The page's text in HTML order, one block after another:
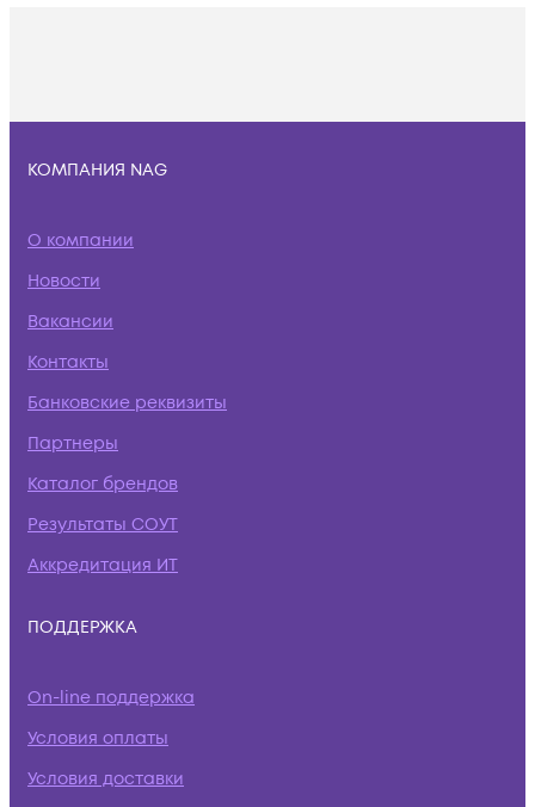
КОМПАНИЯ NAG
О компании
Новости
Вакансии
Контакты
Банковские реквизиты
Партнеры
Каталог брендов
Результаты СОУТ
Аккредитация ИТ
ПОДДЕРЖКА
On-line поддержка
Условия оплаты
Условия доставки